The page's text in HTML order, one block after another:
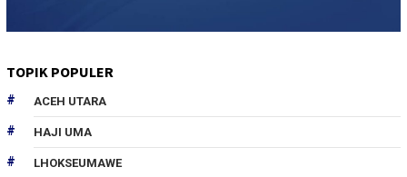
TOPIK POPULER
ACEH UTARA
HAJI UMA
LHOKSEUMAWE